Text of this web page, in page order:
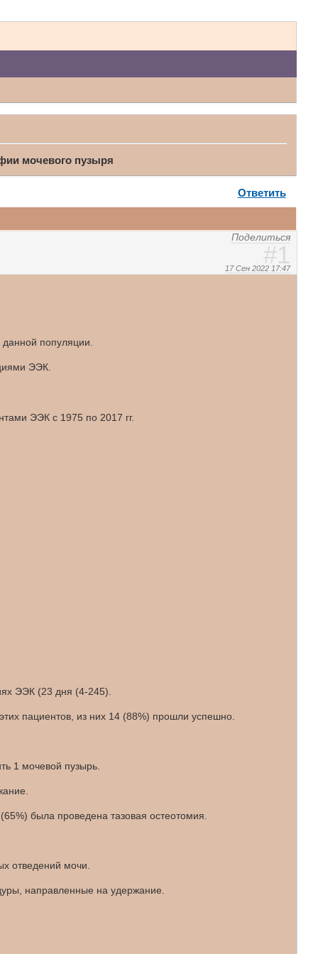
мочевого пузыря
Ответить
Поделиться
1
17 Сен 2022 17:47
популяции.
ЭЭК.
ЭЭК с 1975 по 2017 гг.
ЭЭК (23 дня (4-245).
пациентов, из них 14 (88%) прошли успешно.
1 мочевой пузырь.
была проведена тазовая остеотомия.
отведений мочи.
направленные на удержание.